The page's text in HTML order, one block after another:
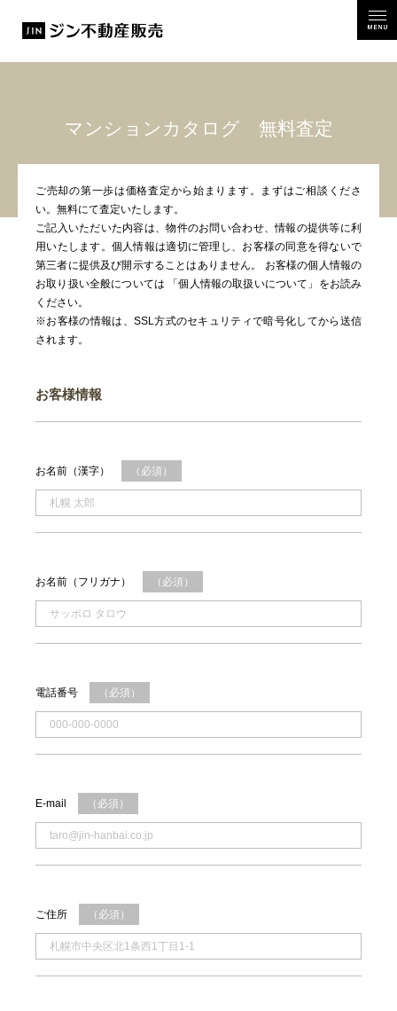
マンションカタログ 無料査定
ご売却の第一歩は価格査定から始まります。まずはご相談くださ
い。無料にて査定いたします。
ご記入いただいた内容は、物件のお問い合わせ、情報の提供等に利
用いたします。個人情報は適切に管理し、お客様の同意を得ないで
第三者に提供及び開示することはありません。 お客様の個人情報の
お取り扱い全般については
「個人情報の取扱いについて」
をお読み
ください。
※お客様の情報は、SSL方式のセキュリティで暗号化してから送信
されます。
お客様情報
お名前（漢字） （必須）
お名前（フリガナ） （必須）
電話番号 （必須）
E-mail （必須）
ご住所 （必須）